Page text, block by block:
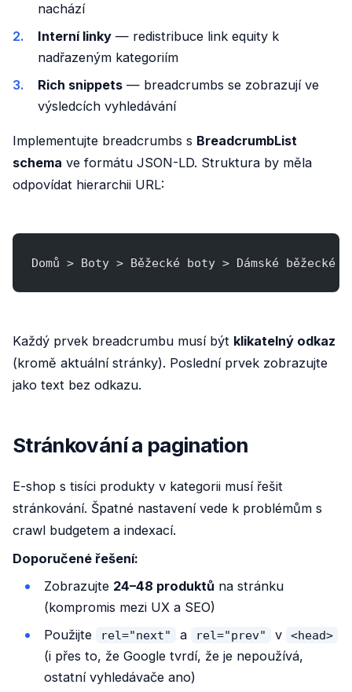
nachází
Interní linky — redistribuce link equity k
nadřazeným kategoriím
Rich snippets — breadcrumbs se zobrazují ve
výsledcích vyhledávání
Implementujte breadcrumbs s BreadcrumbList
schema ve formátu JSON-LD. Struktura by měla
odpovídat hierarchii URL:
Domů > Boty > Běžecké boty > Dámské běžecké
Každý prvek breadcrumbu musí být klikatelný odkaz
(kromě aktuální stránky). Poslední prvek zobrazujte
jako text bez odkazu.
Stránkování a pagination
E-shop s tisíci produkty v kategorii musí řešit
stránkování. Špatné nastavení vede k problémům s
crawl budgetem a indexací.
Doporučené řešení:
Zobrazujte 24–48 produktů na stránku
(kompromis mezi UX a SEO)
Použijte
rel="next" a rel="prev" v <head>
(i přes to, že Google tvrdí, že je nepoužívá,
ostatní vyhledávače ano)